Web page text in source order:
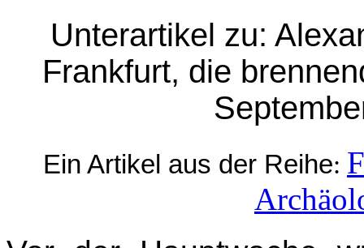
Unterartikel zu:
Frankfurt, die
Ein Artikel aus der Reihe: